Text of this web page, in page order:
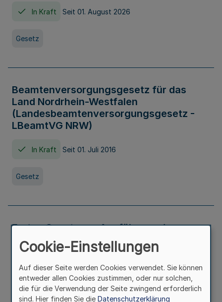
In Kraft Seit 01. August 2026
Gesetz
Beamtenversorgungsgesetz für das
Land Nordrhein-Westfalen
(Landesbeamtenversorgungsgesetz -
LBeamtVG NRW)
In Kraft Seit 01. Juli 2016
Gesetz
Erstes Gesetz zur Ausführung des
Kinder- und Jugendhilfegesetzes - AG -
KJHG -
In Kraft Seit 01. Januar 1991
Cookie-Einstellungen
Auf dieser Seite werden Cookies verwendet. Sie können
entweder allen Cookies zustimmen, oder nur solchen,
die für die Verwendung der Seite zwingend erforderlich
sind. Hier finden Sie die Datenschutzerklärung